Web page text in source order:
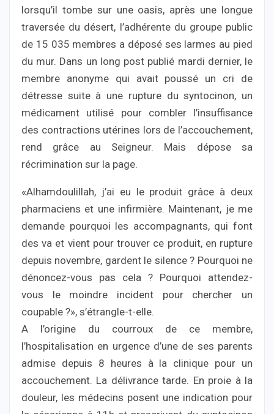
lorsqu’il tombe sur une oasis, après une longue
traversée du désert, l’adhérente du groupe public
de 15 035 membres a déposé ses larmes au pied
du mur. Dans un long post publié mardi dernier, le
membre anonyme qui avait poussé un cri de
détresse suite à une rupture du syntocinon, un
médicament utilisé pour combler l’insuffisance
des contractions utérines lors de l’accouchement,
rend grâce au Seigneur. Mais dépose sa
récrimination sur la page.
«Alhamdoulillah, j’ai eu le produit grâce à deux
pharmaciens et une infirmière. Maintenant, je me
demande pourquoi les accompagnants, qui font
des va et vient pour trouver ce produit, en rupture
depuis novembre, gardent le silence ? Pourquoi ne
dénoncez-vous pas cela ? Pourquoi attendez-
vous le moindre incident pour chercher un
coupable ?», s’étrangle-t-elle.
A l’origine du courroux de ce membre,
l’hospitalisation en urgence d’une de ses parents
admise depuis 8 heures à la clinique pour un
accouchement. La délivrance tarde. En proie à la
douleur, les médecins posent une indication pour